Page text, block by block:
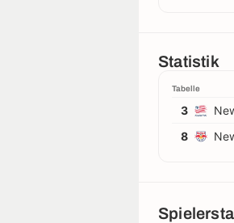
Statistik
Tabelle
3
8